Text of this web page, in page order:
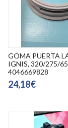
GOMA PUERTA
IGNIS, 320/275/
4046669828
24,18€